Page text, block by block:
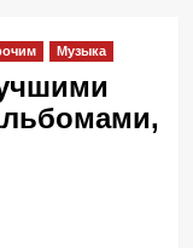
Музыка